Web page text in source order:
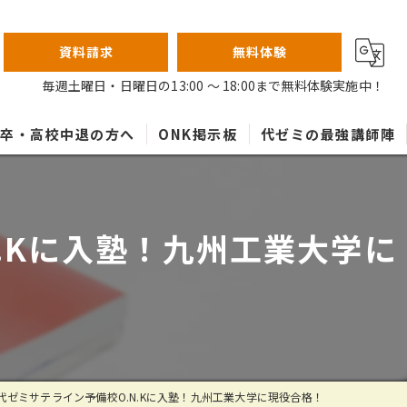
資料請求
無料体験
毎週土曜日・日曜日の13:00 ～ 18:00まで無料体験実施中！
・高校中退の方へ ONK掲示板 代ゼミの最強講師陣
に入塾！九州工業大学に
ミサテライン予備校O.N.Kに入塾！九州工業大学に現役合格！